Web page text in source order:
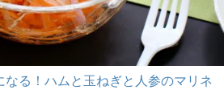
なる！ハムと玉ねぎと人参のマリネ